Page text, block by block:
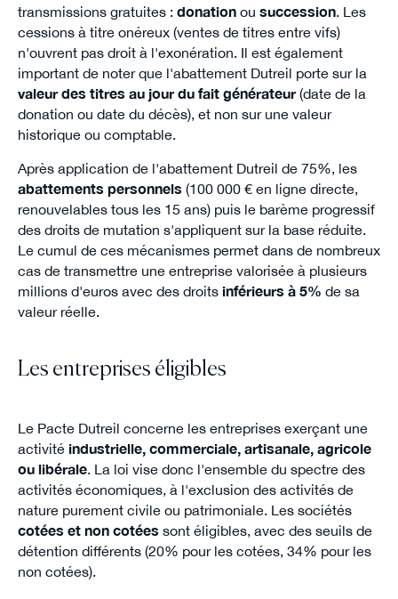
transmissions gratuites : donationou succession. Les
cessions à titre onéreux (ventes de titres entre vifs)
n'ouvrent pas droit à l'exonération. Il est également
important de noter que l'abattement Dutreil porte sur la
valeur des titres au jour du fait générateur(date de la
donation ou date du décès), et non sur une valeur
historique ou comptable.
Après application de l'abattement Dutreil de 75%, les
abattements personnels (100 000 € en ligne directe,
renouvelables tous les 15 ans) puis le barème progressif
des droits de mutation s'appliquent sur la base réduite.
Le cumul de ces mécanismes permet dans de nombreux
cas de transmettre une entreprise valorisée à plusieurs
millions d'euros avec des droits inférieurs à 5% de sa
valeur réelle.
Les entreprises éligibles
Le Pacte Dutreil concerne les entreprises exerçant une
activité industrielle, commerciale, artisanale, agricole
ou libérale. La loi vise donc l'ensemble du spectre des
activités économiques, à l'exclusion des activités de
nature purement civile ou patrimoniale. Les sociétés
cotées et non cotées sont éligibles, avec des seuils de
détention différents (20% pour les cotées, 34% pour les
non cotées).